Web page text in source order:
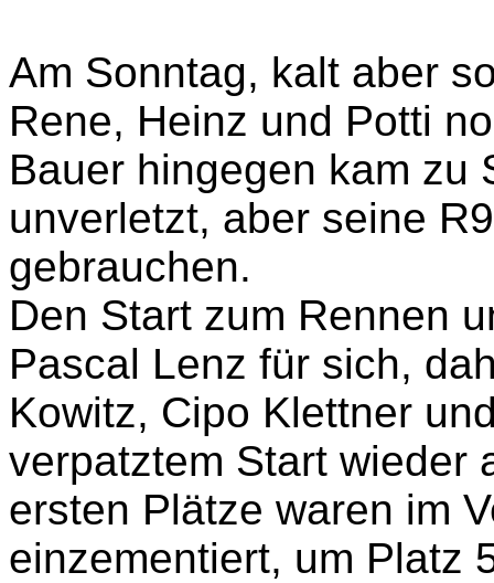
Am Sonntag, kalt aber
Rene, Heinz und Potti
Bauer hingegen kam zu
unverletzt, aber seine
gebrauchen.
Den Start zum Rennen
Pascal Lenz für sich,
Kowitz, Cipo Klettner
verpatztem Start wieder
ersten Plätze waren im
einzementiert, um Platz